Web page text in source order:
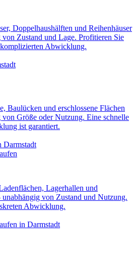
Doppelhaushälften und Reihenhäuser
Zustand und Lage. Profitieren Sie
Abwicklung.
Baulücken und erschlossene Flächen
Größe oder Nutzung. Eine schnelle
ist garantiert.
Lagerhallen und
von Zustand und Nutzung.
Abwicklung.